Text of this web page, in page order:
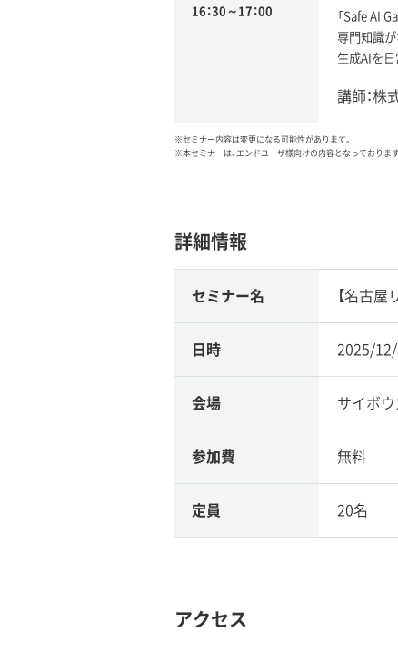
16：30～17：00
「Safe AI
専門知識
生成AIを
講師：株
※セミナー内容は変更になる可能性があります。
※本セミナーは、エンドユーザ様向けの内容となっておりま
詳細情報
セミナー名 【名古
日時 2025/12/
会場 サイボ
参加費 無料
定員 20名
アクセス